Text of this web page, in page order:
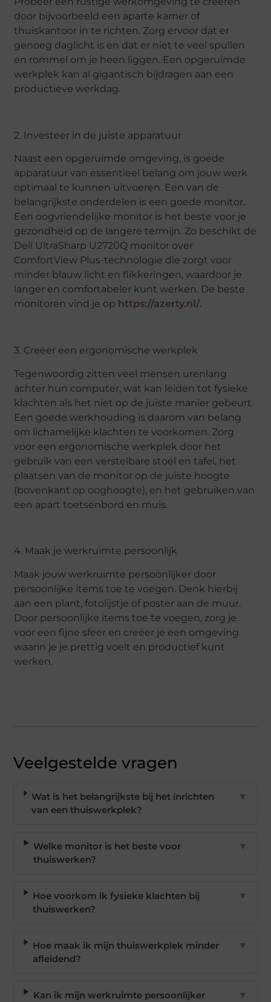
door bijvoorbeeld een aparte kamer of
thuiskantoor in te richten. Zorg ervoor dat er
genoeg daglicht is en dat er niet te veel spullen
en rommel om je heen liggen. Een opgeruimde
werkplek kan al gigantisch bijdragen aan een
productieve werkdag.
2. Investeer in de juiste apparatuur
Naast een opgeruimde omgeving, is goede
apparatuur van essentieel belang om jouw werk
optimaal te kunnen uitvoeren. Een van de
belangrijkste onderdelen is een goede monitor.
Een oogvriendelijke monitor is het beste voor je
gezondheid op de langere termijn. Zo beschikt de
Dell UltraSharp U2720Q monitor over
ComfortView Plus-technologie die zorgt voor
minder blauw licht en flikkeringen, waardoor je
langer en comfortabeler kunt werken. De beste
monitoren vind je op https://azerty.nl/.
3. Creëer een ergonomische werkplek
Tegenwoordig zitten veel mensen urenlang
achter hun computer, wat kan leiden tot fysieke
klachten als het niet op de juiste manier gebeurt.
Een goede werkhouding is daarom van belang
om lichamelijke klachten te voorkomen. Zorg
voor een ergonomische werkplek door het
gebruik van een verstelbare stoel en tafel, het
plaatsen van de monitor op de juiste hoogte
(bovenkant op ooghoogte), en het gebruiken van
een apart toetsenbord en muis.
4. Maak je werkruimte persoonlijk
Maak jouw werkruimte persoonlijker door
persoonlijke items toe te voegen. Denk hierbij
aan een plant, fotolijstje of poster aan de muur.
Door persoonlijke items toe te voegen, zorg je
voor een fijne sfeer en creëer je een omgeving
waarin je je prettig voelt en productief kunt
werken.
Veelgestelde vragen
Wat is het belangrijkste bij het inrichten
van een thuiswerkplek?
▼
Welke monitor is het beste voor
thuiswerken?
▼
Hoe voorkom ik fysieke klachten bij
thuiswerken?
▼
Hoe maak ik mijn thuiswerkplek minder
afleidend?
▼
Kan ik mijn werkruimte persoonlijker ▼